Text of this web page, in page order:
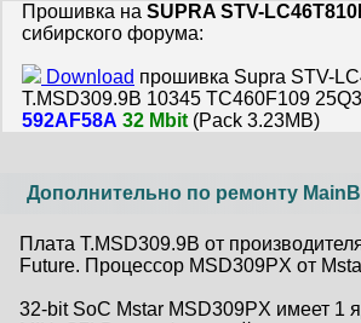
Прошивка на SUPRA STV-
сибирского форума:
Download прошивка Supra STV-
T.MSD309.9B 10345 TC460F109
592AF58A 32 Mbit (Pack 3.23MB)
Дополнительно по ремонту
Плата T.MSD309.9B от
Future. Процессор MSD309PX от
32-bit SoC Mstar MSD309PX имеет 1